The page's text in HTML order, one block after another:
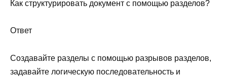
Как структурировать документ с помощью разделов?
Ответ
Создавайте разделы с помощью разрывов разделов,
задавайте логическую последовательность и